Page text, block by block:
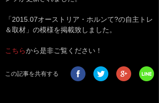
「2015.07オーストリア・ホルンて?の自主トレ
＆取材」の模様を掲載致しました。
こちらから是非ご覧ください！
この記事を共有する